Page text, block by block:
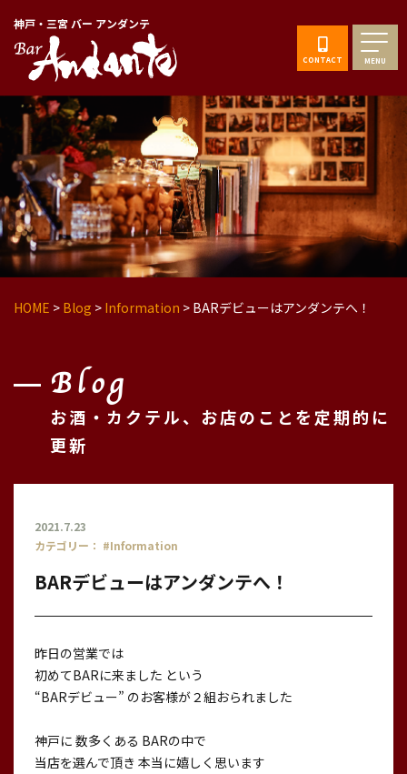
神戸・三宮 バー アンダンテ
CONTACT MENU
HOME > Blog > Information > BARデビューはアンダンテへ！
Blog
お酒・カクテル、お店のことを定期的に
更新
2021.7.23
カテゴリー： #Information
BARデビューはアンダンテへ！
昨日の営業では
初めてBARに来ました という
“BARデビュー” のお客様が２組おられました
神戸に 数多くある BARの中で
当店を選んで頂き 本当に嬉しく思います